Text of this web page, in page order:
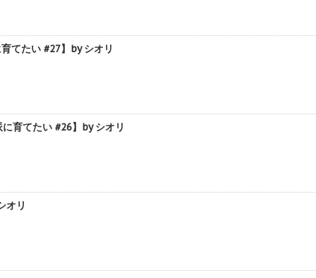
てたい #27】by シオリ
育てたい #26】by シオリ
オリ